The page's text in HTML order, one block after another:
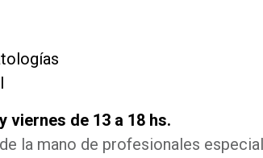
viernes de 13 a 18 hs.
la mano de profesionales